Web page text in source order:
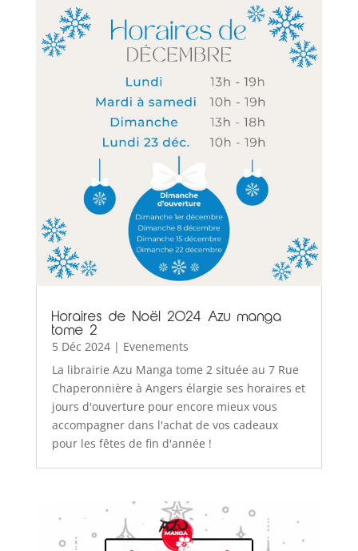
Horaires de Noël 2024 Azu manga
tome 2
5 Déc 2024| Evenements
La librairie Azu Manga tome 2 située au 7 Rue
Chaperonnière à Angers élargie ses horaires et
jours d'ouverture pour encore mieux vous
accompagner dans l'achat de vos cadeaux
pour les fêtes de fin d'année !